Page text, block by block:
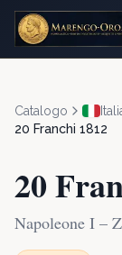
Catalogo
20 Franchi 1812
20
Napoleone I –